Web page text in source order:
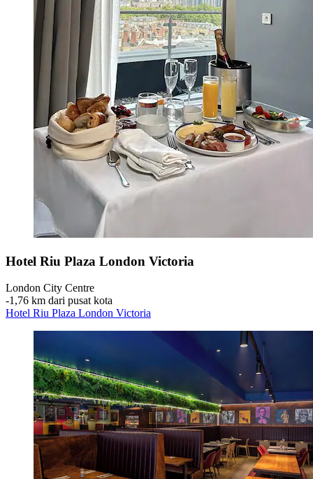
Hotel Riu Plaza London Victoria
London City Centre
‐1,76 km dari pusat kota
Hotel Riu Plaza London Victoria